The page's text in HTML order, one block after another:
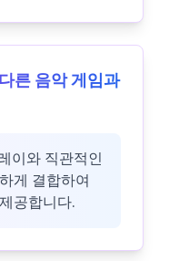
른 음악 게임과
이와 직관적인
게 결합하여
공합니다.